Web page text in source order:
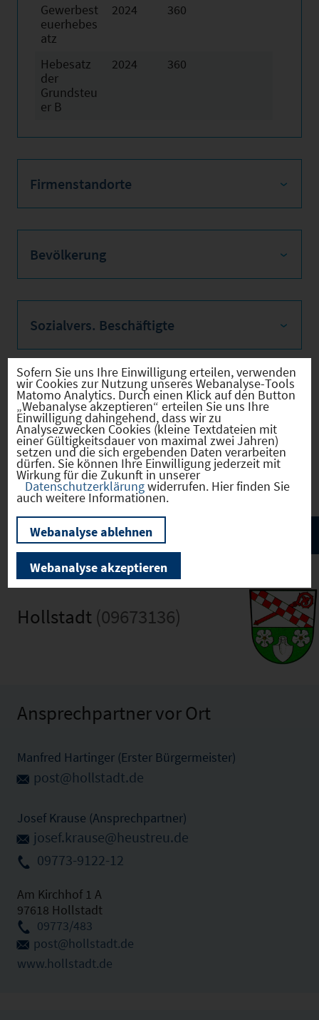
Gewerbest
euerhebes
atz
2024 360
Hebesatz
der
Grundsteu
er B
2024 360
Firmenstandorte
Bevölkerung
Sozialvers. Beschäftigte
Verkehrsinfrastruktur
Kommunale Infrastruktur
Hollstadt (09673136)
Ansprechpartner vor Ort
Manfred Hartinger (Erster Bürgermeister)
post@hollstadt.de
Josef Krause (Ansprechpartner)
josef.krause@heustreu.de
09773-9122-12
Am Kirchhof 1 A
97618 Hollstadt
09773/483
post@hollstadt.de
www.hollstadt.de
Sofern Sie uns Ihre Einwilligung erteilen, verwenden
wir Cookies zur Nutzung unseres Webanalyse-Tools
Matomo Analytics. Durch einen Klick auf den Button
„Webanalyse akzeptieren“ erteilen Sie uns Ihre
Einwilligung dahingehend, dass wir zu
Analysezwecken Cookies (kleine Textdateien mit
einer Gültigkeitsdauer von maximal zwei Jahren)
setzen und die sich ergebenden Daten verarbeiten
dürfen. Sie können Ihre Einwilligung jederzeit mit
Wirkung für die Zukunft in unserer
Datenschutzerklärungwiderrufen. Hier finden Sie
auch weitere Informationen.
Webanalyse ablehnen
Webanalyse akzeptieren